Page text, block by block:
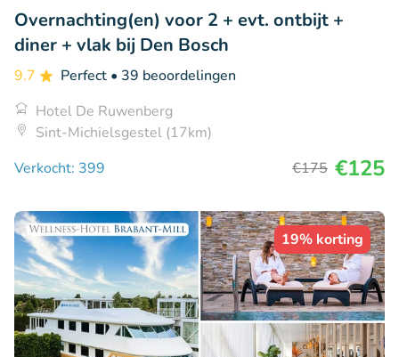
Overnachting(en) voor 2 + evt. ontbijt +
diner + vlak bij Den Bosch
9.7 Perfect • 39 beoordelingen
Hotel De Ruwenberg
Sint-Michielsgestel (17km)
Verkocht: 399
€175 €125
19% korting